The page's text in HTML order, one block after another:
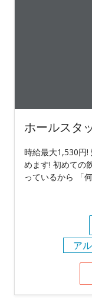
ホールスタ
時給最大1,530円!
めます! 初めての
っているから 「
ア